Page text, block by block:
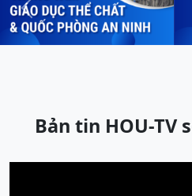
Previous
Bản tin HOU-TV